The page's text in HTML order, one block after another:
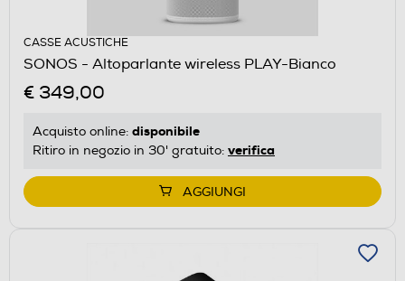
CASSE ACUSTICHE
SONOS - Altoparlante wireless PLAY-Bianco
€ 349,00
Acquisto online: disponibile
Ritiro in negozio in 30' gratuito: verifica
AGGIUNGI